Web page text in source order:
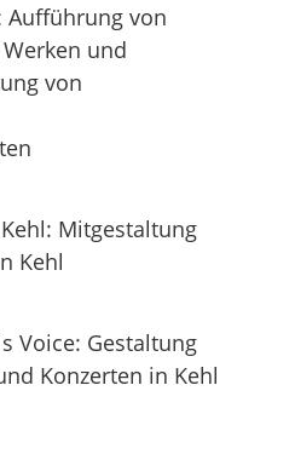
Aufführung von
und
von
Mitgestaltung
Kehl
Voice: Gestaltung
Konzerten in Kehl